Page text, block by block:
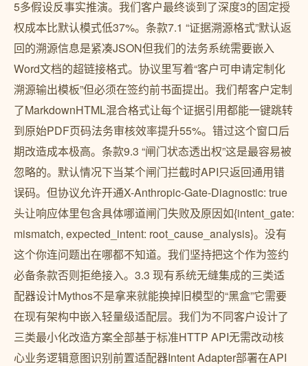
5多假设反事实推演。我们客户最终谈到了深度3的固定授
权成本比默认模式低37%。条款7.1 “证据溯源格式”默认返
回的溯源信息是紧凑JSON但我们的法务系统需要嵌入
Word文档的超链接格式。协议里写着“客户可申请定制化
溯源输出模板”但必须在签约前书面提出。我们帮客户定制
了MarkdownHTML混合格式让每个证据引用都能一键跳转
到原始PDF页码法务审核效率提升55%。错过这个窗口后
期改造成本极高。条款9.3 “闸门状态透出权”这是最容易被
忽略的。默认情况下当某个闸门拦截时API只返回通用错
误码。但协议允许开通X-Anthropic-Gate-Diagnostic: true
头让响应体里包含具体哪道闸门失败及原因如{intent_gate:
mismatch, expected_intent: root_cause_analysis}。没有
这个你连问题出在哪都不知道。我们坚持把这个作为签约
必备条款否则拒绝接入。3.3 现有系统无缝集成的三类适
配器设计Mythos不是拿来就能换掉旧模型的“黑盒”它需要
在现有架构中嵌入轻量级适配层。我们为不同客户设计了
三类最小化改造方案全部基于标准HTTP API无需改动核
心业务逻辑意图识别前置适配器Intent Adapter部署在API